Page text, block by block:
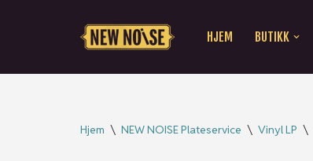
HJEM BUTIKK
Hjem \ NEW NOISE Plateservice \ Vinyl LP \